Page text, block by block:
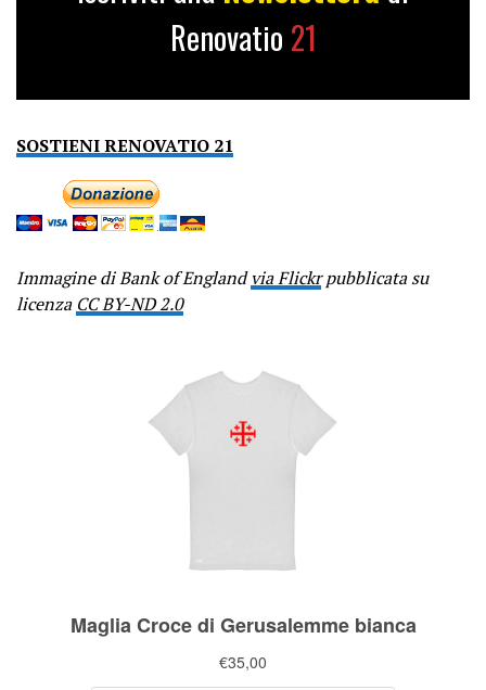
Renovatio 21
SOSTIENI RENOVATIO 21
Immagine di Bank of Englandvia Flickrpubblicata su
licenza CC BY-ND 2.0